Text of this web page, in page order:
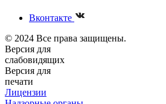
Вконтакте
© 2024 Все права защищены.
Версия для
слабовидящих
Версия для
печати
Лицензии